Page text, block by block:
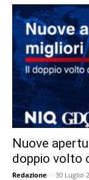
Nuove
doppio volto
Redazione - 30 Luglio